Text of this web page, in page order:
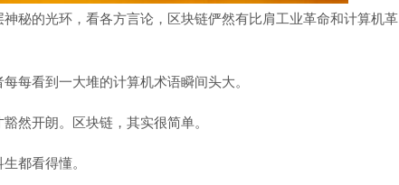
的光环，看各方言论，区块链俨然有比肩工业革命和计算机革
每看到一大堆的计算机术语瞬间头大。
然开朗。区块链，其实很简单。
都看得懂。